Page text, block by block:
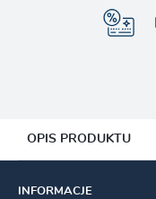
OPIS PRODUKTU
Specyfikacja:
INFORMACJE